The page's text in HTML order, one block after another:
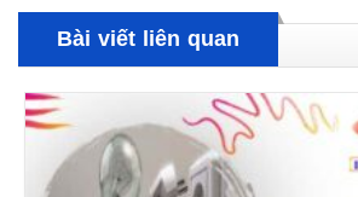
Bài viết liên quan